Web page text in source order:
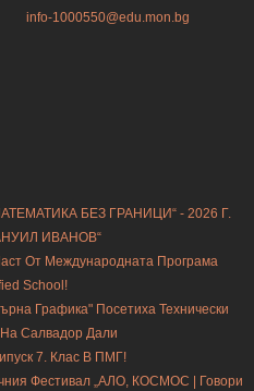
info-1000550@edu.mon.bg
БЕЗ ГРАНИЦИ“ - 2026 Г.
ИВАНОВ“
От Международната Програма
School!
Графика" Посетиха Технически
Салвадор Дали
7. Клас В ПМГ!
Фестивал „АЛО, КОСМОС | Говори